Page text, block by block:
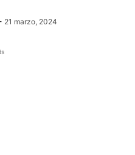
21 marzo, 2024